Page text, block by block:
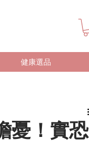
健康選品
憂！實恐